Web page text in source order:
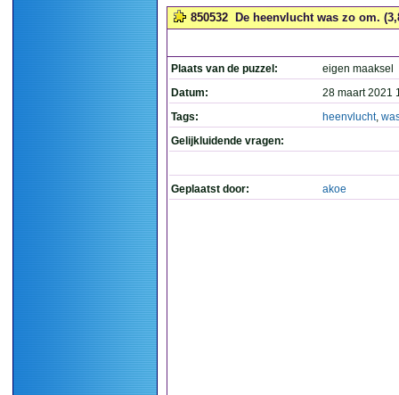
850532 De heenvlucht was zo om.
Plaats van de puzzel:
eigen maaksel
Datum:
28 maart 2021
Tags:
heenvlucht,
Gelijkluidende vragen:
Geplaatst door: akoe